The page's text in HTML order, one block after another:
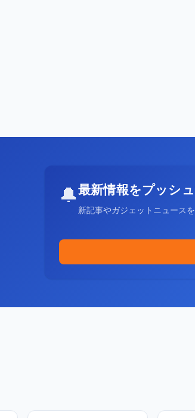
🔔最新情報をプッシ
新記事やガジェットニュース